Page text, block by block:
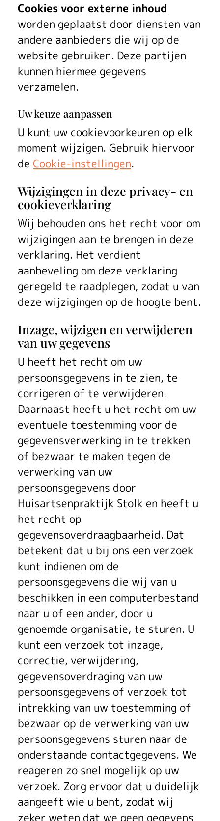
Cookies voor externe inhoud
worden geplaatst door diensten van
andere aanbieders die wij op de
website gebruiken. Deze partijen
kunnen hiermee gegevens
verzamelen.
Uw keuze aanpassen
U kunt uw cookievoorkeuren op elk
moment wijzigen. Gebruik hiervoor
de Cookie-instellingen.
Wijzigingen in deze privacy- en
cookieverklaring
Wij behouden ons het recht voor om
wijzigingen aan te brengen in deze
verklaring. Het verdient
aanbeveling om deze verklaring
geregeld te raadplegen, zodat u van
deze wijzigingen op de hoogte bent.
Inzage, wijzigen en verwijderen
van uw gegevens
U heeft het recht om uw
persoonsgegevens in te zien, te
corrigeren of te verwijderen.
Daarnaast heeft u het recht om uw
eventuele toestemming voor de
gegevensverwerking in te trekken
of bezwaar te maken tegen de
verwerking van uw
persoonsgegevens door
Huisartsenpraktijk Stolk en heeft u
het recht op
gegevensoverdraagbaarheid. Dat
betekent dat u bij ons een verzoek
kunt indienen om de
persoonsgegevens die wij van u
beschikken in een computerbestand
naar u of een ander, door u
genoemde organisatie, te sturen. U
kunt een verzoek tot inzage,
correctie, verwijdering,
gegevensoverdraging van uw
persoonsgegevens of verzoek tot
intrekking van uw toestemming of
bezwaar op de verwerking van uw
persoonsgegevens sturen naar de
onderstaande contactgegevens. We
reageren zo snel mogelijk op uw
verzoek. Zorg ervoor dat u duidelijk
aangeeft wie u bent, zodat wij
zeker weten dat we geen gegevens